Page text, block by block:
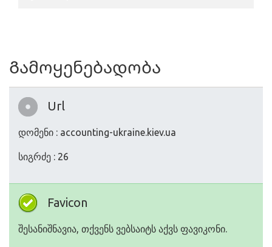
Გამოყენებადობა
Url
დომენი : accounting-ukraine.kiev.ua
სიგრძე : 26
Favicon
შესანიშნავია, თქვენს ვებსაიტს აქვს ფავიკონი.